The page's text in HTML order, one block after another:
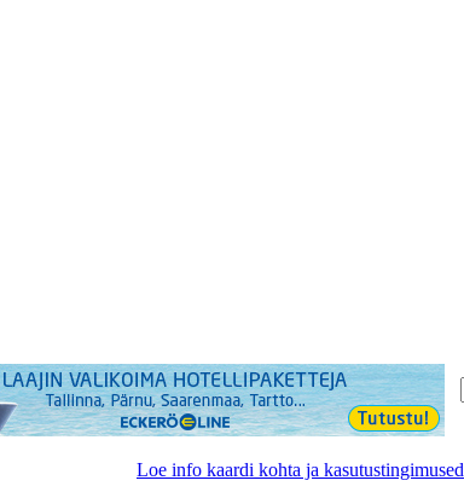
Loe info kaardi kohta ja kasutustingimused